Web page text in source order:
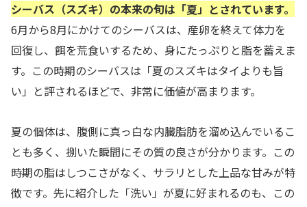
シーバス（スズキ）の本来の旬は「夏」とされています。
6月から8月にかけてのシーバスは、産卵を終えて体力を
回復し、餌を荒食いするため、身にたっぷりと脂を蓄えま
す。この時期のシーバスは「夏のスズキはタイよりも旨
い」と評されるほどで、非常に価値が高まります。
夏の個体は、腹側に真っ白な内臓脂肪を溜め込んでいるこ
とも多く、捌いた瞬間にその質の良さが分かります。この
時期の脂はしつこさがなく、サラリとした上品な甘みが特
徴です。先に紹介した「洗い」が夏に好まれるのも、この